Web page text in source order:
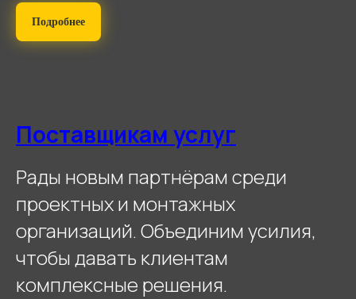
Подробнее
Поставщикам услуг
Рады новым партнёрам среди
проектных и монтажных
организаций. Объединим усилия,
чтобы давать клиентам
комплексные решения.